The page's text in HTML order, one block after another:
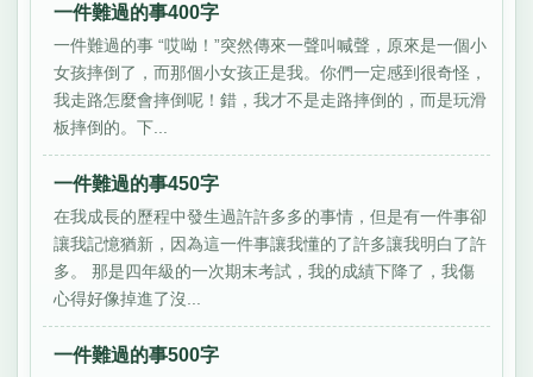
一件難過的事400字
一件難過的事 “哎呦！”突然傳來一聲叫喊聲，原來是一個小
女孩摔倒了，而那個小女孩正是我。你們一定感到很奇怪，
我走路怎麼會摔倒呢！錯，我才不是走路摔倒的，而是玩滑
板摔倒的。下...
一件難過的事450字
在我成長的歷程中發生過許許多多的事情，但是有一件事卻
讓我記憶猶新，因為這一件事讓我懂的了許多讓我明白了許
多。 那是四年級的一次期末考試，我的成績下降了，我傷
心得好像掉進了沒...
一件難過的事500字